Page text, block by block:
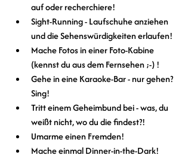
auf oder recherchiere!
Sight-Running - Laufschuhe anziehen
und die Sehenswürdigkeiten erlaufen!
Mache Fotos in einer Foto-Kabine
(kennst du aus dem Fernsehen ;-) !
Gehe in eine Karaoke-Bar - nur gehen?
Sing!
Tritt einem Geheimbund bei - was, du
weißt nicht, wo du die findest?!
Umarme einen Fremden!
Mache einmal Dinner-in-the-Dark!